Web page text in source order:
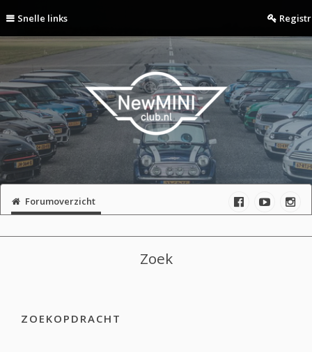
Snelle links
Forumoverzicht
Zoek
ZOEKOPDRACHT